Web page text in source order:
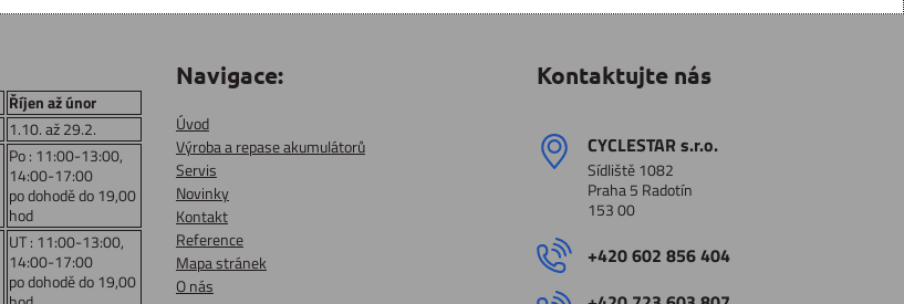
Říjen až únor
1.10. až 29.2.
Po : 11:00-13:00,
14:00-17:00
po dohodě do 19,00
hod
UT : 11:00-13:00,
14:00-17:00
po dohodě do 19,00
Navigace:
Úvod
Výroba a repase akumulátorů
Servis
Novinky
Kontakt
Reference
Mapa stránek
O nás
Kontaktujte nás
CYCLESTAR s​.r​.o​.
Sídliště 1082
Praha 5 Radotín
153 00
+420 602 856 404